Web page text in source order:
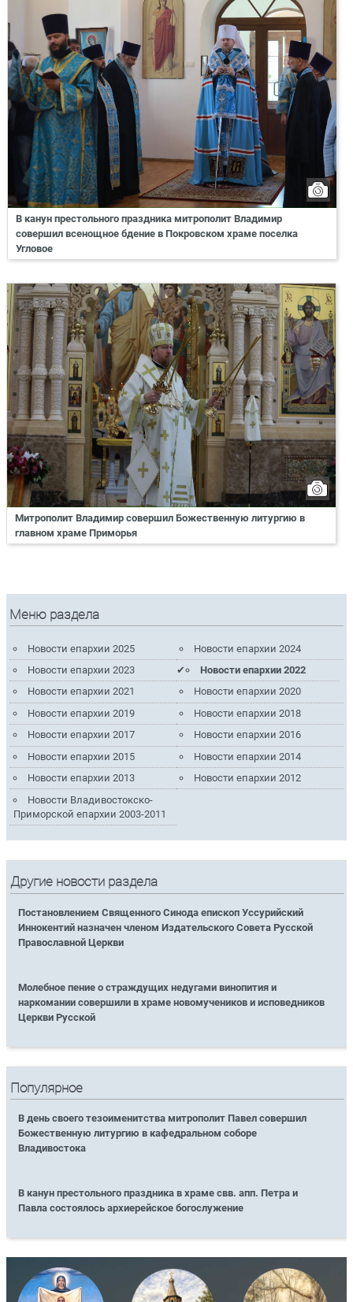
В канун престольного праздника митрополит Владимир
совершил всенощное бдение в Покровском храме поселка
Угловое
Митрополит Владимир совершил Божественную литургию в
главном храме Приморья
Меню раздела
Новости епархии 2025
Новости епархии 2024
Новости епархии 2023
Новости епархии 2022
Новости епархии 2021
Новости епархии 2020
Новости епархии 2019
Новости епархии 2018
Новости епархии 2017
Новости епархии 2016
Новости епархии 2015
Новости епархии 2014
Новости епархии 2013
Новости епархии 2012
Новости Владивостокско-
Приморской епархии 2003-2011
Другие новости раздела
Постановлением Священного Синода епископ Уссурийский
Иннокентий назначен членом Издательского Совета Русской
Православной Церкви
Молебное пение о страждущих недугами винопития и
наркомании совершили в храме новомучеников и исповедников
Церкви Русской
Популярное
В день своего тезоименитства митрополит Павел совершил
Божественную литургию в кафедральном соборе
Владивостока
В канун престольного праздника в храме свв. апп. Петра и
Павла состоялось архиерейское богослужение